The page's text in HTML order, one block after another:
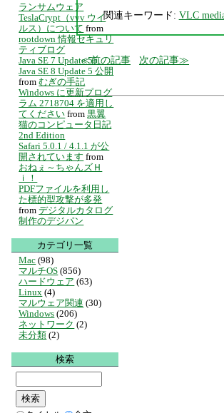
関連キーワード: VLC
前の記事 次の記事
ランサムウェア
TeslaCrypt（vvv ウイ
ルス）について from
rootdown 情報セキュリ
ティブログ
Java SE 7 Update 55、
Java SE 8 Update 5 公開
from むぎの手記
Windows に更新プログ
ラム 2718704 を適用し
てください from 黒翼
猫のコンピュータ日記
2nd Edition
Safari 5.0.1 / 4.1.1 が公
開されています from
おねぇ～ちゃんズＨ
ｉ！
PDFファイルを利用し
た標的型攻撃が多発
from デジタルカタログ
制作のデジパン
カテゴリ一覧
Mac (98)
マルチOS (856)
ハードウェア (63)
Linux (4)
マルウェア関連 (30)
Windows (206)
ネットワーク (2)
未分類 (2)
検索